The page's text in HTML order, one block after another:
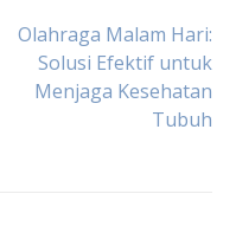
Olahraga Malam Hari:
Solusi Efektif untuk
Menjaga Kesehatan
Tubuh